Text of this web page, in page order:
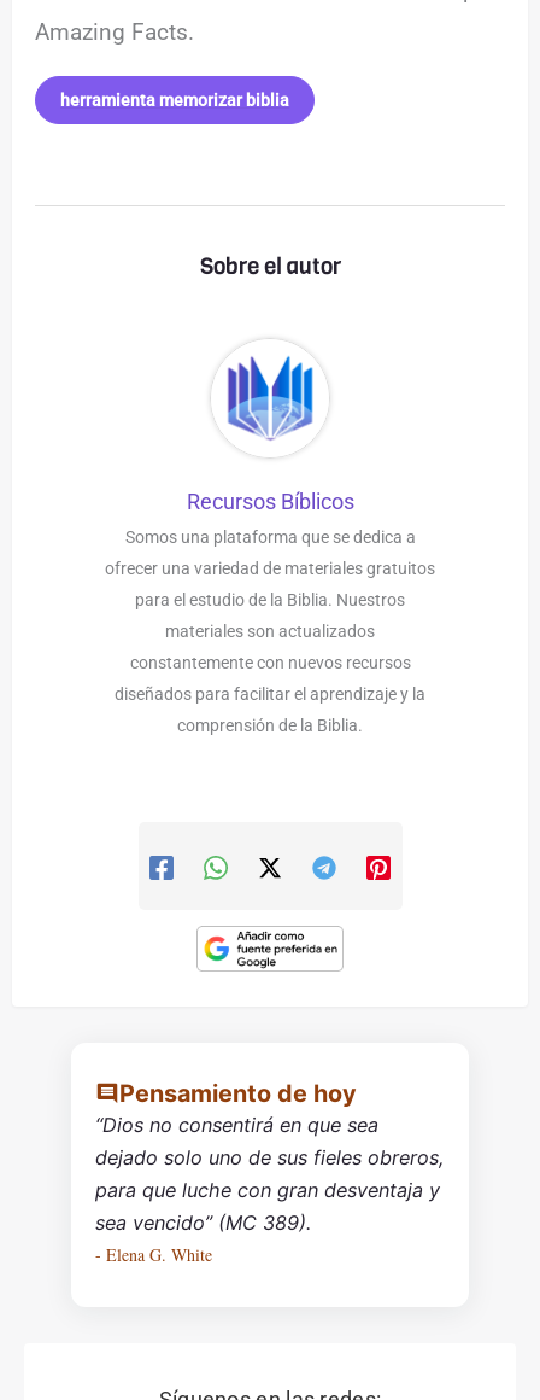
Amazing Facts.
herramienta memorizar biblia
Sobre el autor
Recursos Bíblicos
Somos una plataforma que se dedica a
ofrecer una variedad de materiales gratuitos
para el estudio de la Biblia. Nuestros
materiales son actualizados
constantemente con nuevos recursos
diseñados para facilitar el aprendizaje y la
comprensión de la Biblia.
Pensamiento de hoy
“Dios no consentirá en que sea
dejado solo uno de sus fieles obreros,
para que luche con gran desventaja y
sea vencido” (MC 389).
- Elena G. White